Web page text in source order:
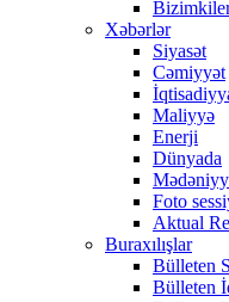
Xəbərlər
Siyasət
Cəmiyyət
Maliyyə
Enerji
Dünyada
Foto
Aktual
Buraxılışlar
Bülleten
Bülleten